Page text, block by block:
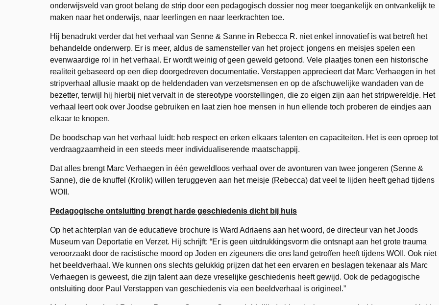
onderwijsveld van groot belang de strip door een pedagogisch dossier nog meer toegankelijk en ontvankelijk te
maken naar het onderwijs, naar leerlingen en naar leerkrachten toe.
Hij benadrukt verder dat het verhaal van Senne & Sanne in Rebecca R. niet enkel innovatief is wat betreft het
behandelde onderwerp. Er is meer, aldus de samensteller van het project: jongens en meisjes spelen een
evenwaardige rol in het verhaal. Er wordt weinig of geen geweld getoond. Vele plaatjes tonen een historische
realiteit gebaseerd op een diep doorgedreven documentatie. Verstappen apprecieert dat Marc Verhaegen in het
stripverhaal allusie maakt op de heldendaden van verzetsmensen en op de afschuwelijke wandaden van de
bezetter, terwijl hij hierbij niet vervalt in de stereotype voorstellingen, die zo eigen zijn aan het stripwereldje. Het
verhaal leert ook over Joodse gebruiken en laat zien hoe mensen in hun ellende toch proberen de eindjes aan
elkaar te knopen.
De boodschap van het verhaal luidt: heb respect en erken elkaars talenten en capaciteiten. Het is een oproep tot
verdraagzaamheid in een steeds meer individualiserende maatschappij.
Dat alles brengt Marc Verhaegen in één geweldloos verhaal over de avonturen van twee jongeren (Senne &
Sanne), die de knuffel (Krolik) willen teruggeven aan het meisje (Rebecca) dat veel te lijden heeft gehad tijdens
WOII.
Pedagogische ontsluiting brengt harde geschiedenis dicht bij huis
Op het achterplan van de educatieve brochure is Ward Adriaens aan het woord, de directeur van het Joods
Museum van Deportatie en Verzet. Hij schrijft: “Er is geen uitdrukkingsvorm die ontsnapt aan het grote trauma
veroorzaakt door de racistische moord op Joden en zigeuners die ons land getroffen heeft tijdens WOII. Ook niet
het beeldverhaal. We kunnen ons slechts gelukkig prijzen dat het een ervaren en beslagen tekenaar als Marc
Verhaegen is geweest, die zijn talent aan deze vreselijke geschiedenis heeft gewijd. Ook de pedagogische
ontsluiting door Paul Verstappen van geschiedenis via een beeldverhaal is origineel.”